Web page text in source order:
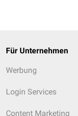
Für Unternehmen
Werbung
Login Services
Content Marketing